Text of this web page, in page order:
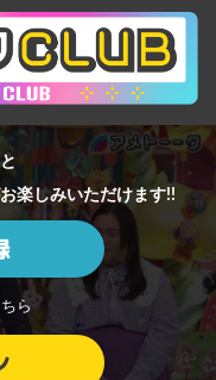
楽しみいただけます!!
ら